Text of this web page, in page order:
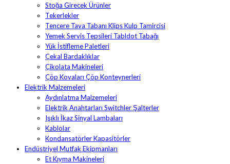
Stoğa Girecek Ürünler
Tekerlekler
Tencere Tava Tabanı Klips Kulp Tamircisi
Yemek Servis Tepsileri Tabldot Tabağı
Yük İstifleme Paletleri
Çekal Bardaklıklar
Çikolata Makineleri
Çöp Kovaları Çöp Konteynerleri
Elektrik Malzemeleri
Aydınlatma Malzemeleri
Elektrik Anahtarları Switchler Şalterler
Işıklı İkaz Sinyal Lambaları
Kablolar
Kondansatörler Kapasitörler
Endüstriyel Mutfak Ekipmanları
Et Kıyma Makineleri